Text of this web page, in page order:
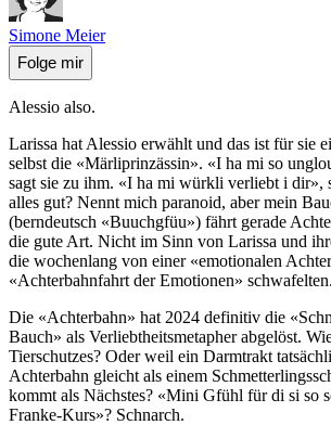
Simone Meier
Folge mir
Alessio also.
Larissa hat Alessio erwählt und das ist für sie
selbst die «Märliprinzässin». «I ha mi so
sagt sie zu ihm. «I ha mi würkli verliebt i dir»,
alles gut? Nennt mich paranoid, aber mein
(berndeutsch «Buuchgfüu») fährt gerade
die gute Art. Nicht im Sinn von Larissa und
die wochenlang von einer «emotionalen
«Achterbahnfahrt der Emotionen» schwafelten.
Die «Achterbahn» hat 2024 definitiv die
Bauch» als Verliebtheitsmetapher abgelöst.
Tierschutzes? Oder weil ein Darmtrakt
Achterbahn gleicht als einem
kommt als Nächstes? «Mini Gfühl für di si so
Franke-Kurs»? Schnarch.